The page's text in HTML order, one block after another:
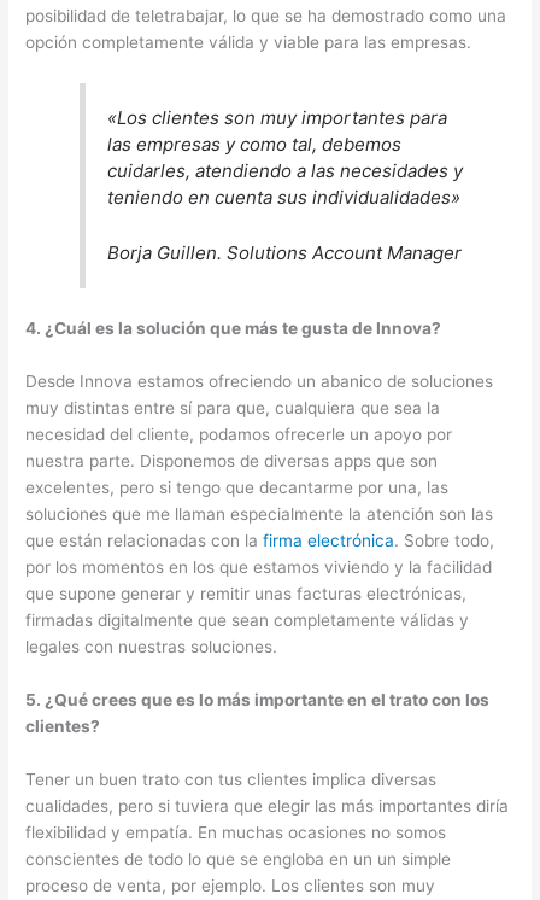
posibilidad de teletrabajar, lo que se ha demostrado como una
opción completamente válida y viable para las empresas.
«Los clientes son muy importantes para
las empresas y como tal, debemos
cuidarles, atendiendo a las necesidades y
teniendo en cuenta sus individualidades»
Borja Guillen. Solutions Account Manager
4. ¿Cuál es la solución que más te gusta de Innova?
Desde Innova estamos ofreciendo un abanico de soluciones
muy distintas entre sí para que, cualquiera que sea la
necesidad del cliente, podamos ofrecerle un apoyo por
nuestra parte. Disponemos de diversas apps que son
excelentes, pero si tengo que decantarme por una, las
soluciones que me llaman especialmente la atención son las
que están relacionadas con lafirma electrónica. Sobre todo,
por los momentos en los que estamos viviendo y la facilidad
que supone generar y remitir unas facturas electrónicas,
firmadas digitalmente que sean completamente válidas y
legales con nuestras soluciones.
5. ¿Qué crees que es lo más importante en el trato con los
clientes?
Tener un buen trato con tus clientes implica diversas
cualidades, pero si tuviera que elegir las más importantes diría
flexibilidad y empatía. En muchas ocasiones no somos
conscientes de todo lo que se engloba en un un simple
proceso de venta, por ejemplo. Los clientes son muy